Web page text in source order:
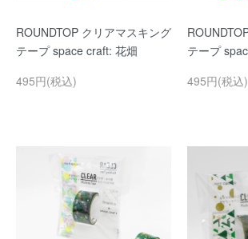
ROUNDTOP クリアマスキング
テープ space craft: 花畑
495円(税込)
テープ
495円(税込)